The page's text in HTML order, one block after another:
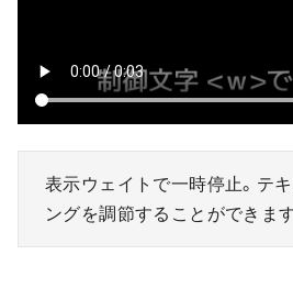
表示ウェイトで一時停止。テ
ングを調節することができます